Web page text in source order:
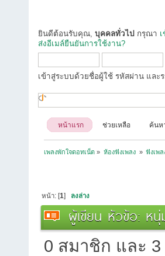
ยินดีต้อนรับคุณ, บุคคลทั่วไป กรุณา
ส่งอีเมล์ยืนยันการใช้งาน?
เข้าสู่ระบบด้วยชื่อผู้ใช้ รหัสผ่าน และ
หน้าแรก ช่วยเหลือ ค้นห
เพลงพักใจดอทเน็ต » ห้องฟังเพลง » ฟังเพ
หน้า: [1] ลงล่าง
ผู้เขียน หัวข้อ: ห
0 สมาชิก และ